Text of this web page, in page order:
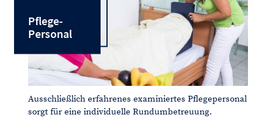
Pflege-
Personal
Ausschließlich erfahrenes examiniertes Pflegepersonal
sorgt für eine individuelle Rundumbetreuung.